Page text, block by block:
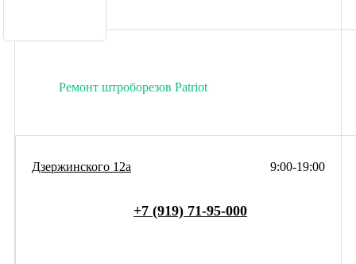
Ремонт штроборезов Patriot
9:00-19:00
Дзержинского 12а
+7 (919) 71-95-000